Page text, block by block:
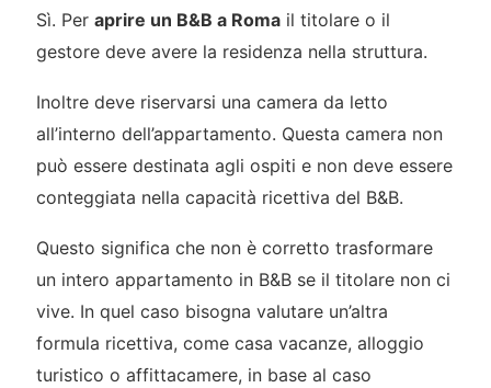
Sì. Per aprire un B&B a Romail titolare o il
gestore deve avere la residenza nella struttura.
Inoltre deve riservarsi una camera da letto
all’interno dell’appartamento. Questa camera non
può essere destinata agli ospiti e non deve essere
conteggiata nella capacità ricettiva del B&B.
Questo significa che non è corretto trasformare
un intero appartamento in B&B se il titolare non ci
vive. In quel caso bisogna valutare un’altra
formula ricettiva, come casa vacanze, alloggio
turistico o affittacamere, in base al caso